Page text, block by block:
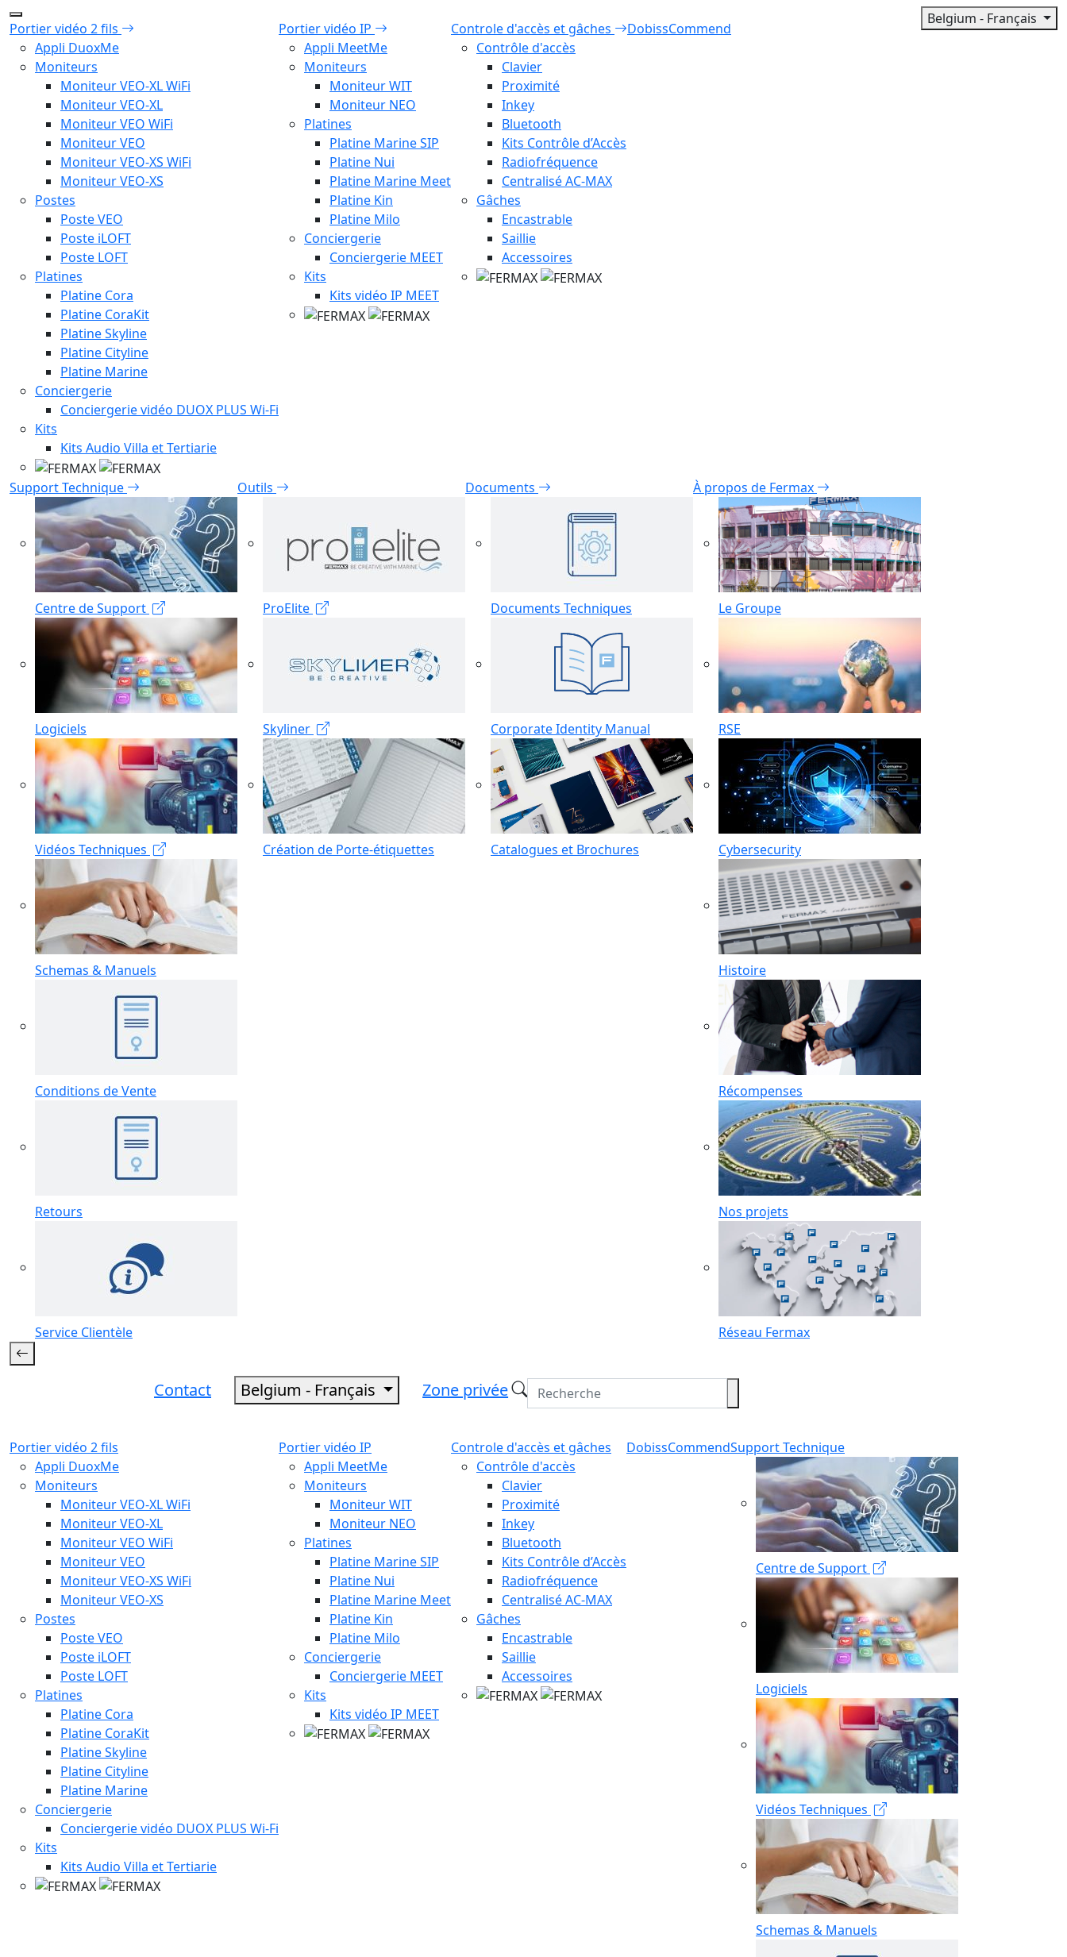
Belgium - Français
Portier vidéo 2 fils
Appli DuoxMe
Moniteurs
Moniteur VEO-XL WiFi
Moniteur VEO-XL
Moniteur VEO WiFi
Moniteur VEO
Moniteur VEO-XS WiFi
Moniteur VEO-XS
Postes
Poste VEO
Poste iLOFT
Poste LOFT
Platines
Platine Cora
Platine CoraKit
Platine Skyline
Platine Cityline
Platine Marine
Conciergerie
Conciergerie vidéo DUOX PLUS Wi-Fi
Kits
Kits Audio Villa et Tertiarie
Portier vidéo IP
Appli MeetMe
Moniteurs
Moniteur WIT
Moniteur NEO
Platines
Platine Marine SIP
Platine Nui
Platine Marine Meet
Platine Kin
Platine Milo
Conciergerie
Conciergerie MEET
Kits
Kits vidéo IP MEET
Controle d'accès et gâches
Contrôle d'accès
Clavier
Proximité
Inkey
Bluetooth
Kits Contrôle d’Accès
Radiofréquence
Centralisé AC-MAX
Gâches
Encastrable
Saillie
Accessoires
DobissCommend
Support Technique
Centre de Support
Logiciels
Vidéos Techniques
Schemas & Manuels
Conditions de Vente
Retours
Service Clientèle
Outils
ProElite
Skyliner
Création de Porte-étiquettes
Documents
Documents Techniques
Corporate Identity Manual
Catalogues et Brochures
À propos de Fermax
Le Groupe
RSE
Cybersecurity
Histoire
Récompenses
Nos projets
Réseau Fermax
Contact Belgium - Français Zone privée
Portier vidéo 2 fils
Appli DuoxMe
Moniteurs
Moniteur VEO-XL WiFi
Moniteur VEO-XL
Moniteur VEO WiFi
Moniteur VEO
Moniteur VEO-XS WiFi
Moniteur VEO-XS
Postes
Poste VEO
Poste iLOFT
Poste LOFT
Platines
Platine Cora
Platine CoraKit
Platine Skyline
Platine Cityline
Platine Marine
Conciergerie
Conciergerie vidéo DUOX PLUS Wi-Fi
Kits
Kits Audio Villa et Tertiarie
Portier vidéo IP
Appli MeetMe
Moniteurs
Moniteur WIT
Moniteur NEO
Platines
Platine Marine SIP
Platine Nui
Platine Marine Meet
Platine Kin
Platine Milo
Conciergerie
Conciergerie MEET
Kits
Kits vidéo IP MEET
Controle d'accès et gâches
Contrôle d'accès
Clavier
Proximité
Inkey
Bluetooth
Kits Contrôle d’Accès
Radiofréquence
Centralisé AC-MAX
Gâches
Encastrable
Saillie
Accessoires
DobissCommendSupport Technique
Centre de Support
Logiciels
Vidéos Techniques
Schemas & Manuels